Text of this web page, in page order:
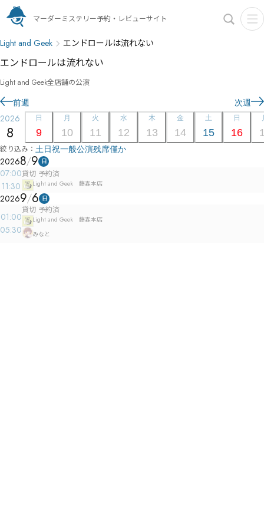
マーダーミステリー予約・レビューサイト
Light and Geek エンドロールは流れない
エンドロールは流れない
Light and Geek全店舗の公演
前週 次週
2026
8
日
9
月
10
火
11
水
12
木
13
金
14
土
15
日
16
絞り込み： 土日祝一般公演残席僅か
20268 9 日
07:00
11:30
貸切 予約済
Light and Geek 藤森本店
20269 6 日
01:00
05:30
貸切 予約済
Light and Geek 藤森本店
みなと